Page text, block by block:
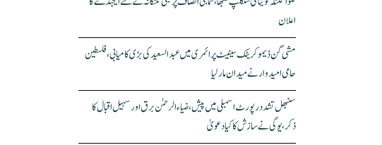
اعلان
مشی گن ڈیموکریٹک سینیٹ پرائمری میں عبدالسعید کی بڑی کامیابی، فلسطین
حامی امیدوار نے میدان مار لیا
سنبھل تشدد رپورٹ اسمبلی میں پیش، ضیاء الرحمٰن برق اور سہیل اقبال کا
ذکر، یوگی نے سازش کا کیا دعویٰ